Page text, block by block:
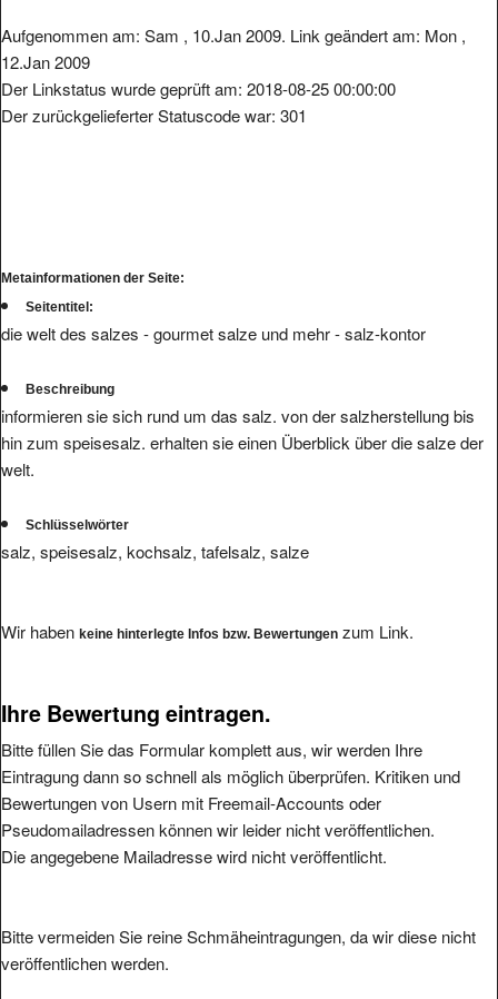
Aufgenommen am: Sam , 10.Jan 2009. Link geändert am: Mon ,
12.Jan 2009
Der Linkstatus wurde geprüft am: 2018-08-25 00:00:00
Der zurückgelieferter Statuscode war: 301
Metainformationen der Seite:
Seitentitel:
die welt des salzes - gourmet salze und mehr - salz-kontor
Beschreibung
informieren sie sich rund um das salz. von der salzherstellung bis
hin zum speisesalz. erhalten sie einen Überblick über die salze der
welt.
Schlüsselwörter
salz, speisesalz, kochsalz, tafelsalz, salze
Wir haben keine hinterlegte Infos bzw. Bewertungen zum Link.
Ihre Bewertung eintragen.
Bitte füllen Sie das Formular komplett aus, wir werden Ihre
Eintragung dann so schnell als möglich überprüfen. Kritiken und
Bewertungen von Usern mit Freemail-Accounts oder
Pseudomailadressen können wir leider nicht veröffentlichen.
Die angegebene Mailadresse wird nicht veröffentlicht.
Bitte vermeiden Sie reine Schmäheintragungen, da wir diese nicht
veröffentlichen werden.